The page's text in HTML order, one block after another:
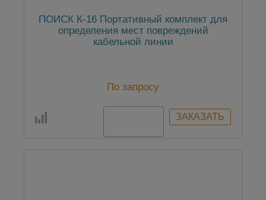
ПОИСК К-16 Портативный комплект для
определения мест повреждений
кабельной линии
По запросу